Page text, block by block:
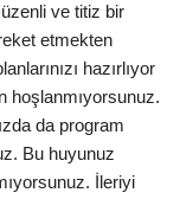
ve titiz bir
etmekten
hazırlıyor
hoşlanmıyorsunuz.
da program
Bu huyunuz
İleriyi